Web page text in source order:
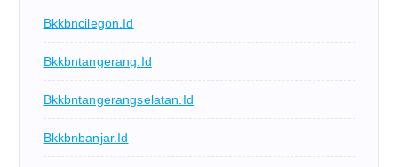
Bkkbncilegon.id
Bkkbntangerang.id
Bkkbntangerangselatan.id
Bkkbnbanjar.id